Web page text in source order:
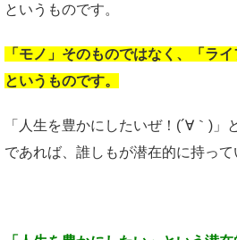
というものです。
「モノ」そのものではなく、「ラ
というものです。
「人生を豊かにしたいぜ！(´∀｀)」
であれば、誰しもが潜在的に持って